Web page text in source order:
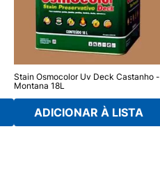
Stain Osmocolor Uv Deck Castanho -
Montana 18L
ADICIONAR À LISTA